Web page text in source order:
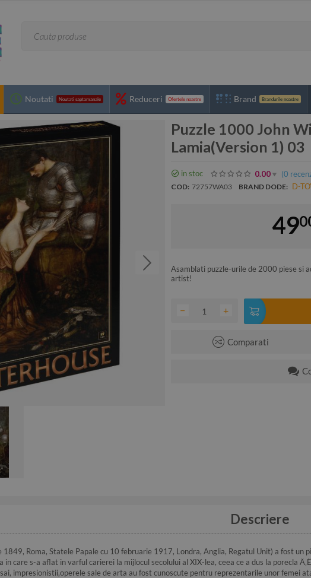
Noutati Noutati saptamanale Reduceri Ofertele noastre Brand Brandurile noastre
Puzzle 1000 John
Lamia(Version 1) 03
in stoc 0.00 (0
COD: 72757WA03 BRAND DODE: D-
49
Asamblati puzzle-urile de 2000 piese si
artist!
+
−
Comparati
Descriere
1849, Roma, Statele Papale cu 10 februarie 1917, Londra, Anglia, Regatul Unit) a fost
care s-a aflat in varful carierei la mijlocul secolului al XIX-lea, ceea ce a dus la porecla
impresionistii,operele sale de arta au fost cunoscute pentru reprezentarile unor femei